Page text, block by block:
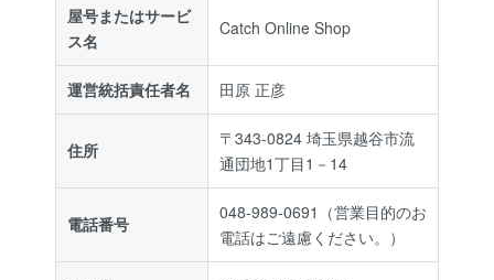
屋号またはサービ
ス名
Catch Online Shop
運営統括責任者名 田原 正彦
住所
〒343-0824 埼玉県越谷市流
通団地1丁目1－14
電話番号
048-989-0691 （営業目的のお
電話はご遠慮ください。）